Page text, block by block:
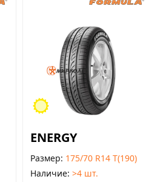
ENERGY
Размер 175/70 R14 T(190)
Наличие >4 шт.